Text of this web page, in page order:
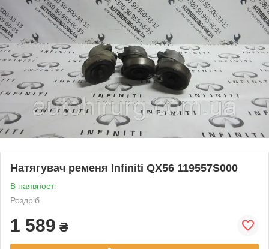
Натягувач ременя Infiniti QX56 119557S000
В наявності
Роздріб
1 589 ₴